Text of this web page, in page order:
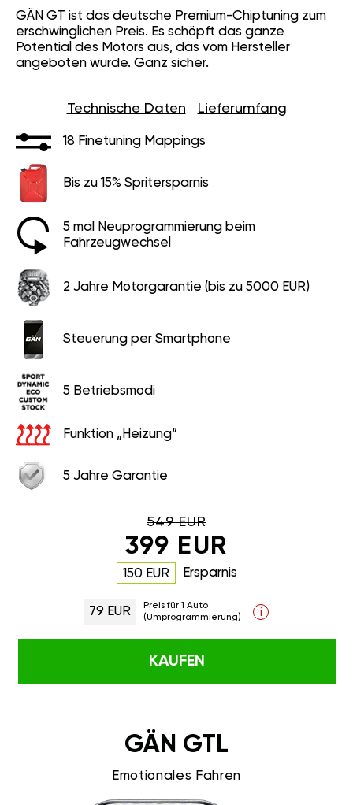
GÄN GT ist das deutsche Premium-Chiptuning zum
erschwinglichen Preis. Es schöpft das ganze
Potential des Motors aus, das vom Hersteller
angeboten wurde. Ganz sicher.
Technische Daten Lieferumfang
18 Finetuning Mappings
Bis zu 15% Spritersparnis
5 mal Neuprogrammierung beim
Fahrzeugwechsel
2 Jahre Motorgarantie (bis zu 5000 EUR)
Steuerung per Smartphone
5 Betriebsmodi
Funktion „Heizung“
5 Jahre Garantie
549 EUR
399 EUR
150 EUR Ersparnis
79 EUR
Preis für 1 Auto
(Umprogrammierung)
i
KAUFEN
GÄN GTL
Emotionales Fahren